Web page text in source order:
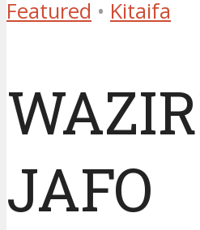
Featured • Kitaifa
JAFO